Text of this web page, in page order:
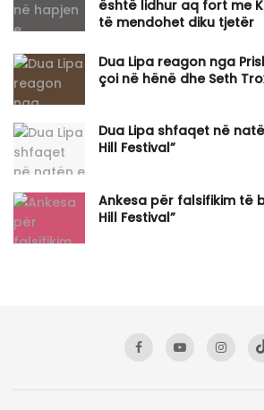
është lidhur aq fort me
të mendohet diku tjetër
Dua Lipa reagon nga
çoi në hënë dhe Seth
Dua Lipa shfaqet në
Hill Festival”
Ankesa për falsifikim të
Hill Festival”